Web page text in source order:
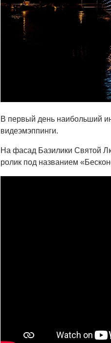
В первый день наибольший
видеэмэппинги.
На фасад Базилики Святой
ролик под названием